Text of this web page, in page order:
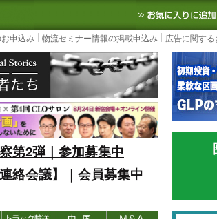
流ニュースサイト
3PL, SCMなど国内外の最新の物
申込み 物流セミナー情報の掲載申込み 広告に関す
第2弾｜参加募集中
絡会議】｜会員募集中